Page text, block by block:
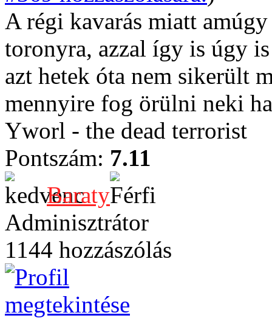
A régi kavarás miatt
toronyra, azzal így is úgy
azt hetek óta nem sikerült
mennyire fog örülni neki
Yworl - the dead terrorist
Pontszám: 7.11
Baraty
Adminisztrátor
1144 hozzászólás